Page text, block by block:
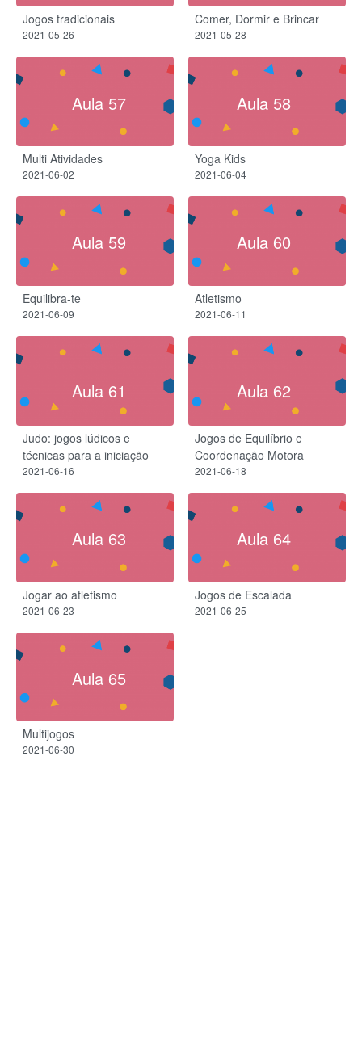
Jogos tradicionais
2021-05-26
Comer, Dormir e Brincar
2021-05-28
Aula 57
Multi Atividades
2021-06-02
Aula 58
Yoga Kids
2021-06-04
Aula 59
Equilibra-te
2021-06-09
Aula 60
Atletismo
2021-06-11
Aula 61
Judo: jogos lúdicos e
técnicas para a iniciação
2021-06-16
Aula 62
Jogos de Equilíbrio e
Coordenação Motora
2021-06-18
Aula 63
Jogar ao atletismo
2021-06-23
Aula 64
Jogos de Escalada
2021-06-25
Aula 65
Multijogos
2021-06-30